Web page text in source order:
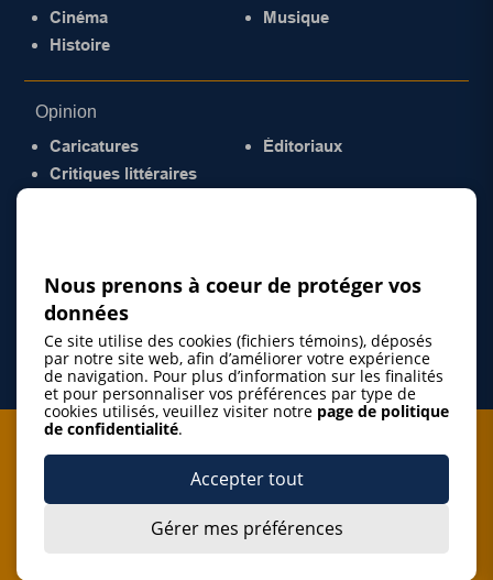
Cinéma
Histoire
Musique
Opinion
Caricatures
Critiques littéraires
Éditoriaux
Je m'abonne à l'infolettre
J’accepte de m’abonner à l’infolettre de La Gazette de la
Nous prenons à coeur de protéger vos
données
Ce site utilise des cookies (fichiers témoins), déposés
par notre site web, afin d’améliorer votre expérience
de navigation. Pour plus d’information sur les finalités
et pour personnaliser vos préférences par type de
cookies utilisés, veuillez visiter notre page de politique
de confidentialité.
Accepter tout
Gérer mes préférences